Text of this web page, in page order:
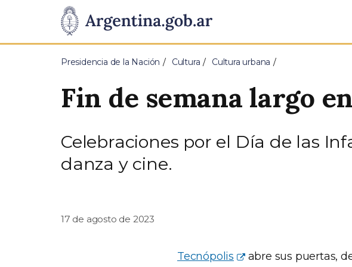
Presidencia
de
Pasar al contenido principal
Presidencia de la Nación Cultura Cultura urbana
Fin de semana largo
Celebraciones por el Día de las
danza y cine.
17 de agosto de 2023
Tecnópolis abre sus puertas,